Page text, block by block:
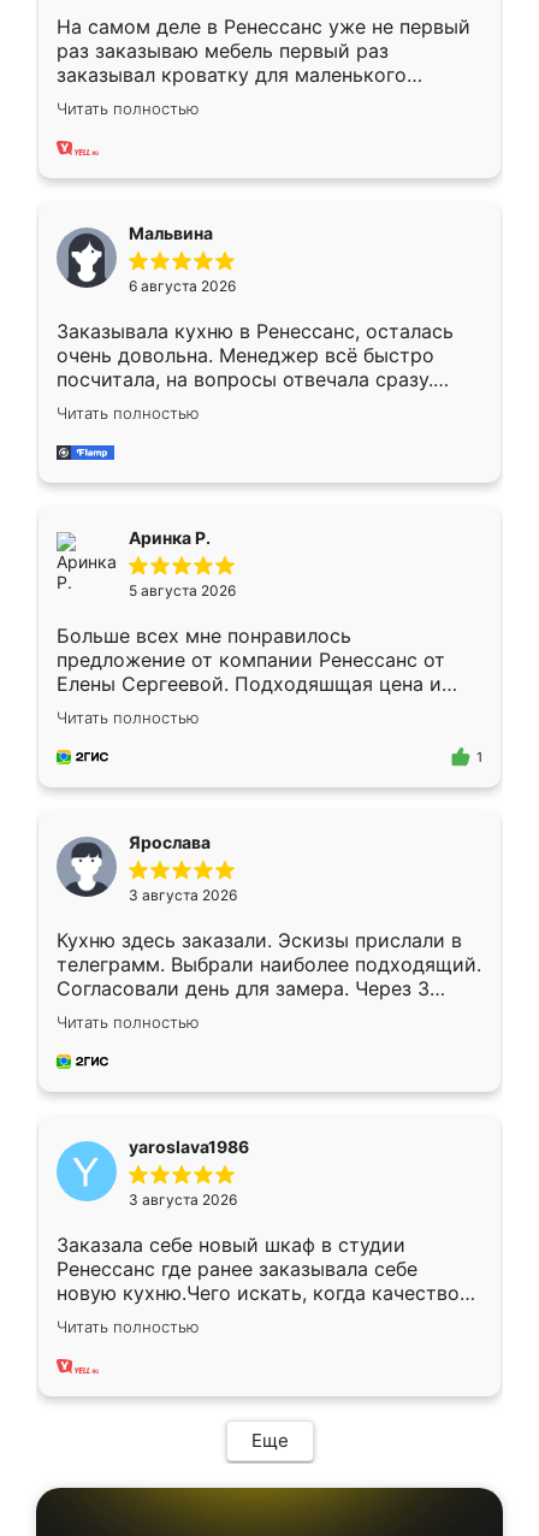
На самом деле в Ренессанс уже не первый
раз заказываю мебель первый раз
заказывал кроватку для маленького
ребёнка при его рождении ,во второй раз
заказал шкаф-купе. По качеству очень
хорошее сборка достаточно быстрая,
меньше, здесь же он более разнообразный.
Мне нравится ,если что-то потребуется из
мебели буду заказывать только здесь.
Читать полностью
Мальвина
6 августа 2026
Заказывала кухню в Ренессанс, осталась
очень довольна. Менеджер всё быстро
посчитала, на вопросы отвечала сразу.
Замерщик приехал в субботу, подошёл к
делу со всей ответственностью. Собрали
за день, ребята работали аккуратно, даже
Читать полностью
Аринка Р.
5 августа 2026
Больше всех мне понравилось
предложение от компании Ренессанс от
Елены Сергеевой. Подходяшщая цена и
короткие сроки изготовления. Приехавший
для замера сотрудник Владислав
предложил по моему эскизу самый
Читать полностью
1
Ярослава
3 августа 2026
Кухню здесь заказали. Эскизы прислали в
телеграмм. Выбрали наиболее подходящий.
Согласовали день для замера. Через 3
недели кухня была уже готова. Остались
довольны работой. Спасибо Ренессанс
мебель за качественную работу!
Читать полностью
yaroslava1986
3 августа 2026
Заказала себе новый шкаф в студии
Ренессанс где ранее заказывала себе
новую кухню.Чего искать, когда качеством
вполне довольна. Служит кухня уже почти
два года, нареканий нет.
Читать полностью
Еще